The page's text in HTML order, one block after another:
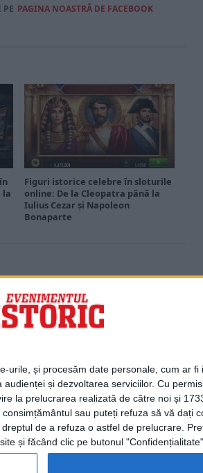
urile, și procesăm date personale, cum ar
și dezvoltarea serviciilor. Cu
la prelucrarea realizată de către noi și
sau puteți refuza să vă dați
de a refuza o astfel de prelucrare.
și făcând clic pe butonul
PE PAGINA NOASTRĂ DE FACEBOOK
la
Figuri istorice celebre în sloturile
online: De la Cleopatra până la
Iulius Cezar și Napoleon
Bonaparte